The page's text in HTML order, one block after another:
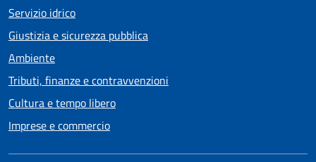
Servizio idrico
Giustizia e sicurezza pubblica
Ambiente
Tributi, finanze e contravvenzioni
Cultura e tempo libero
Imprese e commercio